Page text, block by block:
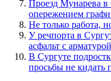
​Проезд Мунарева в
опережением
​Не только работа,
​У речпорта в
асфальт с арматурой
В Сургуте
просьбы не кидать